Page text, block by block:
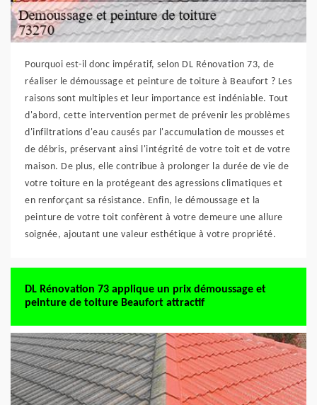
Pourquoi est-il donc impératif, selon DL Rénovation 73, de
réaliser le démoussage et peinture de toiture à Beaufort ? Les
raisons sont multiples et leur importance est indéniable. Tout
d'abord, cette intervention permet de prévenir les problèmes
d'infiltrations d'eau causés par l'accumulation de mousses et
de débris, préservant ainsi l'intégrité de votre toit et de votre
maison. De plus, elle contribue à prolonger la durée de vie de
votre toiture en la protégeant des agressions climatiques et
en renforçant sa résistance. Enfin, le démoussage et la
peinture de votre toit confèrent à votre demeure une allure
soignée, ajoutant une valeur esthétique à votre propriété.
DL Rénovation 73 applique un prix démoussage et
peinture de toiture Beaufort attractif